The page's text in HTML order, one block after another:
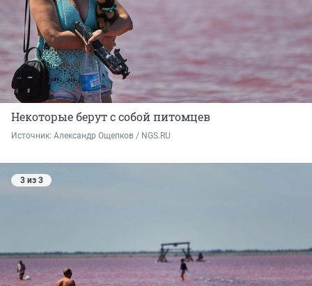
Некоторые берут с собой питомцев
Источник: Александр Ощепков / NGS.RU
3 из 3